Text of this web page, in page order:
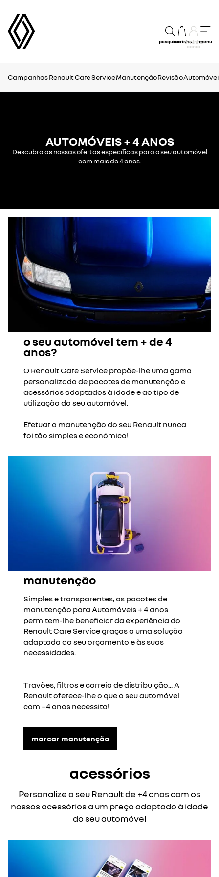
pesquisarcarrinhoa minha
conta
menu
CampanhasRenault Care ServiceManutençãoRevisão
AUTOMÓVEIS + 4 ANOS
Descubra as nossas ofertas específicas para o seu automóvel
com mais de 4 anos.
o seu automóvel tem + de 4
anos?
O Renault Care Service propõe-lhe uma gama
personalizada de pacotes de manutenção e
acessórios adaptados à idade e ao tipo de
utilização do seu automóvel.
Efetuar a manutenção do seu Renault nunca
foi tão simples e económico!
manutenção
Simples e transparentes, os pacotes de
manutenção para Automóveis + 4 anos
permitem-lhe beneficiar da experiência do
Renault Care Service graças a uma solução
adaptada ao seu orçamento e às suas
necessidades.
Travões, filtros e correia de distribuição... A
Renault oferece-lhe o que o seu automóvel
com +4 anos necessita!
marcar manutenção
acessórios
Personalize o seu Renault de +4 anos com os
nossos acessórios a um preço adaptado à idade
do seu automóvel